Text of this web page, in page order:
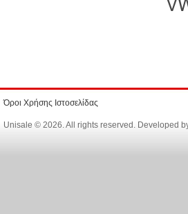
Όροι Χρήσης Ιστοσελίδας
Unisale © 2026. All rights reserved. Developed